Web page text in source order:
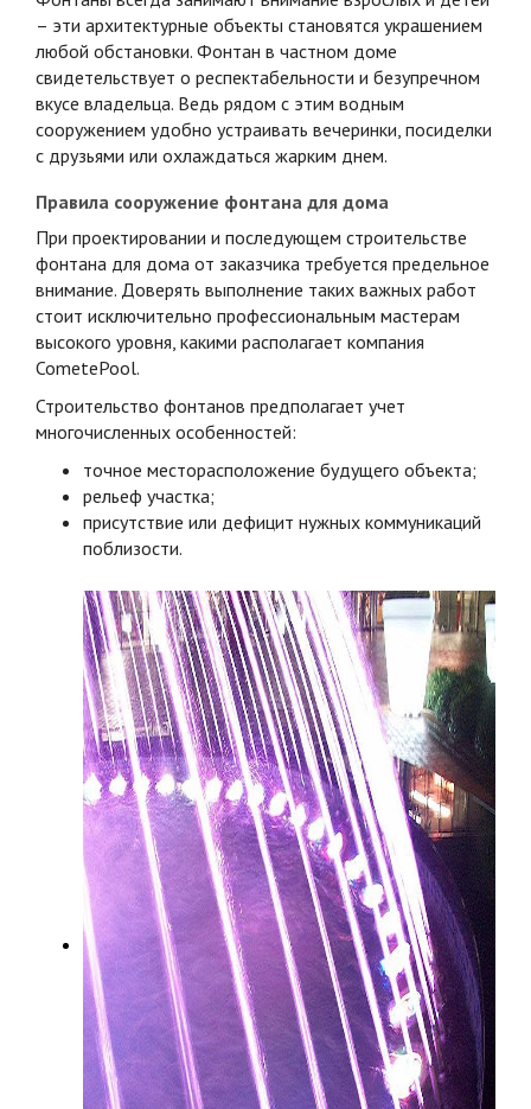
– эти архитектурные объекты становятся украшением
любой обстановки. Фонтан в частном доме
свидетельствует о респектабельности и безупречном
вкусе владельца. Ведь рядом с этим водным
сооружением удобно устраивать вечеринки, посиделки
с друзьями или охлаждаться жарким днем.
Правила сооружение фонтана для дома
При проектировании и последующем строительстве
фонтана для дома от заказчика требуется предельное
внимание. Доверять выполнение таких важных работ
стоит исключительно профессиональным мастерам
высокого уровня, какими располагает компания
CometePool.
Строительство фонтанов предполагает учет
многочисленных особенностей:
точное месторасположение будущего объекта;
рельеф участка;
присутствие или дефицит нужных коммуникаций
поблизости.